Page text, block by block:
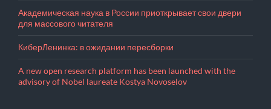
Академическая наука в России приоткрывает свои двери
для массового читателя
КиберЛенинка: в ожидании пересборки
A new open research platform has been launched with the
advisory of Nobel laureate Kostya Novoselov